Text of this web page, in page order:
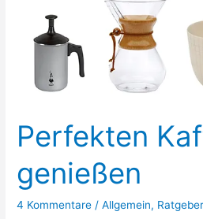
Perfekten
genießen
4 Kommentare /Allgemein, Ratgeber